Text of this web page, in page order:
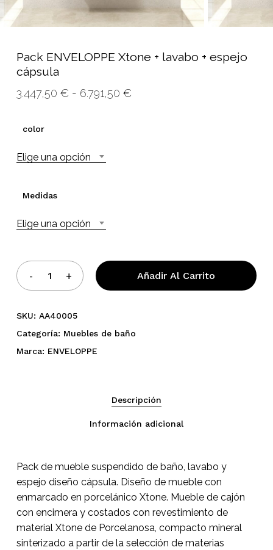
carrito.
Go To Shop
Pack ENVELOPPE Xtone + lavabo + espejo
cápsula
3.447,50 € - 6.791,50 €Rango
color
Elige una opción
Medidas
Elige una opción
Añadir Al Carrito
SKU: AA40005
Categoría: Muebles de baño
Marca: ENVELOPPE
Descripción
Información adicional
Pack de mueble suspendido de baño, lavabo y
espejo diseño cápsula. Diseño de mueble con
enmarcado en porcelánico Xtone. Mueble de cajón
con encimera y costados con revestimiento de
material Xtone de Porcelanosa, compacto mineral
sinterizado a partir de la selección de materias